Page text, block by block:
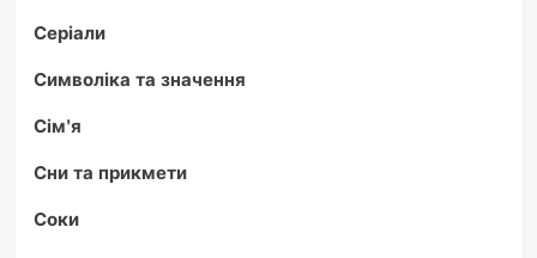
Серіали
Символіка та значення
Сім'я
Сни та прикмети
Соки